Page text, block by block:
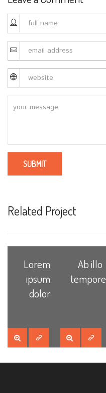
Related Project
Lorem
ipsum
dolor
Ab illo
tempore